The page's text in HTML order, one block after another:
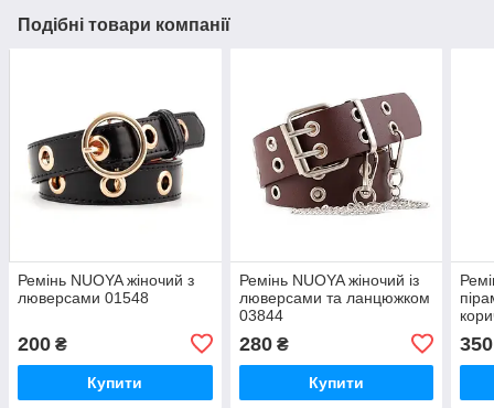
Подібні товари компанії
Ремінь NUOYA жіночий з
люверсами 01548
200 ₴
Купити
Ремінь NUOYA жіночий із
люверсами та ланцюжком
03844
280₴
Купити
350